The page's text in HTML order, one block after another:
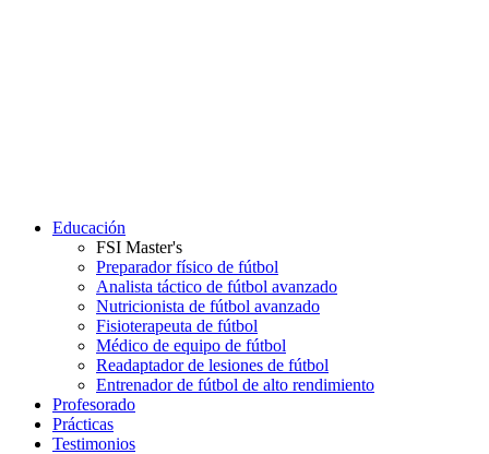
Educación
FSI Master's
Preparador físico de fútbol
Analista táctico de fútbol avanzado
Nutricionista de fútbol avanzado
Fisioterapeuta de fútbol
Médico de equipo de fútbol
Readaptador de lesiones de fútbol
Entrenador de fútbol de alto rendimiento
Profesorado
Prácticas
Testimonios